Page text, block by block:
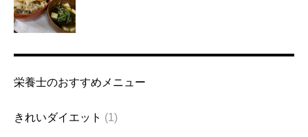
栄養士のおすすめメニュー
きれいダイエット (1)